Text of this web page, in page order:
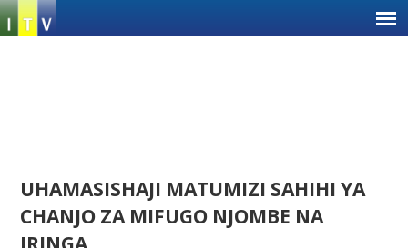
Jump
to
Back
to
top
UHAMASISHAJI MATUMIZI SAHIHI YA
CHANJO ZA MIFUGO NJOMBE NA